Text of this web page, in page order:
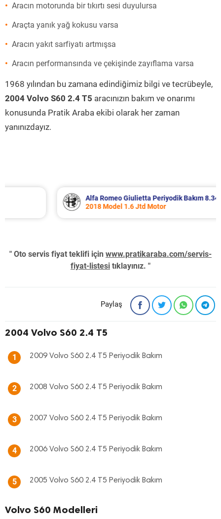
Aracın motorunda bir tıkırtı sesi duyulursa
Araçta yanık yağ kokusu varsa
Aracın yakıt sarfiyatı artmışsa
Aracın performansında ve çekişinde zayıflama varsa
1968 yılından bu zamana edindiğimiz bilgi ve tecrübeyle,
2004 Volvo S60 2.4 T5 aracınızın bakım ve onarımı
konusunda Pratik Araba ekibi olarak her zaman
yanınızdayız.
Alfa Romeo Giulietta Periyodik Bakım 8.340 TL
2018 Model 1.6 Jtd Motor
" Oto servis fiyat teklifi için www.pratikaraba.com/servis-
fiyat-listesi tıklayınız. "
Paylaş
2004 Volvo S60 2.4 T5
1 2009 Volvo S60 2.4 T5 Periyodik Bakım
2 2008 Volvo S60 2.4 T5 Periyodik Bakım
3 2007 Volvo S60 2.4 T5 Periyodik Bakım
4 2006 Volvo S60 2.4 T5 Periyodik Bakım
5 2005 Volvo S60 2.4 T5 Periyodik Bakım
Volvo S60 Modelleri